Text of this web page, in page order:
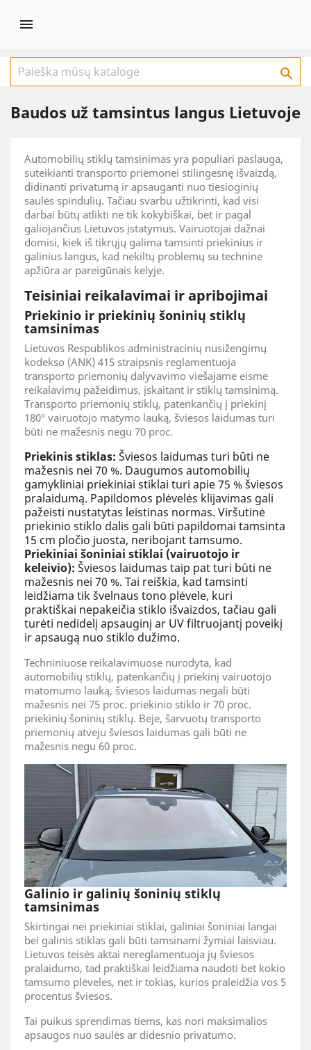


Baudos už tamsintus langus Lietuvoje
Automobilių stiklų tamsinimas yra populiari paslauga,
suteikianti transporto priemonei stilingesnę išvaizdą,
didinanti privatumą ir apsauganti nuo tiesioginių
saulės spindulių. Tačiau svarbu užtikrinti, kad visi
darbai būtų atlikti ne tik kokybiškai, bet ir pagal
galiojančius Lietuvos įstatymus. Vairuotojai dažnai
domisi, kiek iš tikrųjų galima tamsinti priekinius ir
galinius langus, kad nekiltų problemų su technine
apžiūra ar pareigūnais kelyje.
Teisiniai reikalavimai ir apribojimai
Priekinio ir priekinių šoninių stiklų
tamsinimas
Lietuvos Respublikos administracinių nusižengimų
kodekso (ANK) 415 straipsnis reglamentuoja
transporto priemonių dalyvavimo viešajame eisme
reikalavimų pažeidimus, įskaitant ir stiklų tamsinimą.
Transporto priemonių stiklų, patenkančių į priekinį
180° vairuotojo matymo lauką, šviesos laidumas turi
būti ne mažesnis negu 70 proc.
Priekinis stiklas: Šviesos laidumas turi būti ne
mažesnis nei 70 %. Daugumos automobilių
gamykliniai priekiniai stiklai turi apie 75 % šviesos
pralaidumą. Papildomos plėvelės klijavimas gali
pažeisti nustatytas leistinas normas. Viršutinė
priekinio stiklo dalis gali būti papildomai tamsinta
15 cm pločio juosta, neribojant tamsumo.
Priekiniai šoniniai stiklai (vairuotojo ir
keleivio): Šviesos laidumas taip pat turi būti ne
mažesnis nei 70 %. Tai reiškia, kad tamsinti
leidžiama tik švelnaus tono plėvele, kuri
praktiškai nepakeičia stiklo išvaizdos, tačiau gali
turėti nedidelį apsauginį ar UV filtruojantį poveikį
ir apsaugą nuo stiklo dužimo.
Techniniuose reikalavimuose nurodyta, kad
automobilių stiklų, patenkančių į priekinį vairuotojo
matomumo lauką, šviesos laidumas negali būti
mažesnis nei 75 proc. priekinio stiklo ir 70 proc.
priekinių šoninių stiklų. Beje, šarvuotų transporto
priemonių atveju šviesos laidumas gali būti ne
mažesnis negu 60 proc.
Galinio ir galinių šoninių stiklų
tamsinimas
Skirtingai nei priekiniai stiklai, galiniai šoniniai langai
bei galinis stiklas gali būti tamsinami žymiai laisviau.
Lietuvos teisės aktai nereglamentuoja jų šviesos
pralaidumo, tad praktiškai leidžiama naudoti bet kokio
tamsumo plėveles, net ir tokias, kurios praleidžia vos 5
procentus šviesos.
Tai puikus sprendimas tiems, kas nori maksimalios
apsaugos nuo saulės ar didesnio privatumo.